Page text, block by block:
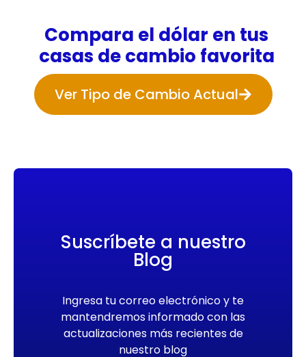
Compara el dólar en tus
casas de cambio favorita
Ver Tipo de Cambio Actual
Suscríbete a nuestro
Blog
Ingresa tu correo electrónico y te
mantendremos informado con las
actualizaciones más recientes de
nuestro blog